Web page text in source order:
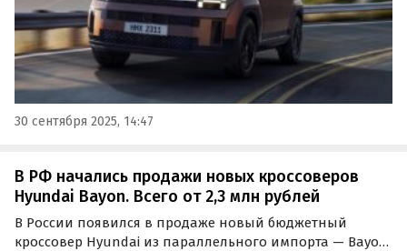
30 сентября 2025, 14:47
В РФ начались продажи новых кроссоверов
Hyundai Bayon. Всего от 2,3 млн рублей
В России появился в продаже новый бюджетный
кроссовер Hyundai из параллельного импорта — Bayon,